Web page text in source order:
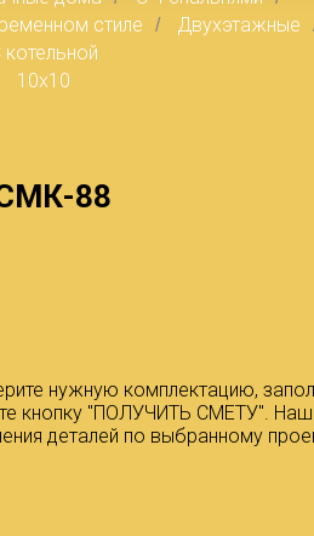
стиле / Двухэтажные
котельной
10x10
88
нужную комплектацию,
кнопку "ПОЛУЧИТЬ СМЕТУ".
деталей по выбранному